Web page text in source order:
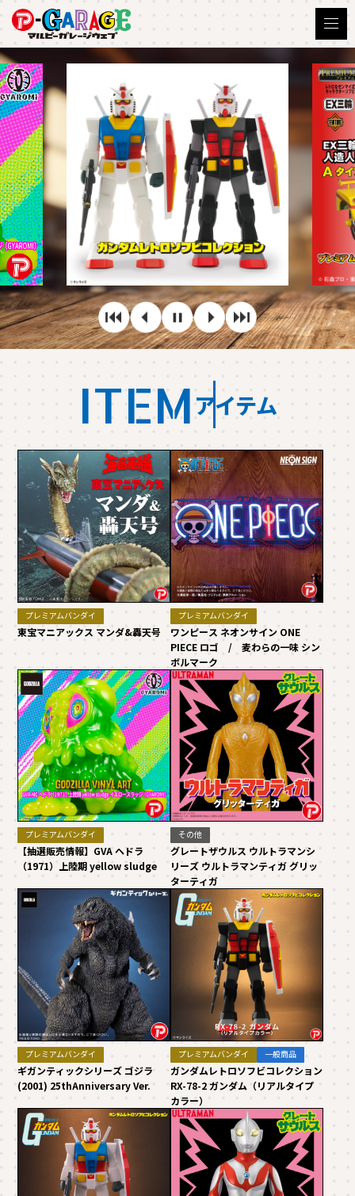
ITEM アイテム
プレミアムバンダイ
東宝マニアックス マンダ&轟天号
プレミアムバンダイ
ワンピース ネオンサイン ONE
PIECE ロゴ / 麦わらの一味 シン
ボルマーク
プレミアムバンダイ
【抽選販売情報】GVA ヘドラ
（1971）上陸期 yellow sludge
その他
グレートザウルス ウルトラマンシ
リーズ ウルトラマンティガ グリッ
ターティガ
プレミアムバンダイ
ギガンティックシリーズ ゴジラ
(2001) 25thAnniversary Ver.
プレミアムバンダイ 一般商品
ガンダムレトロソフビコレクション
RX-78-2 ガンダム（リアルタイプ
カラー）